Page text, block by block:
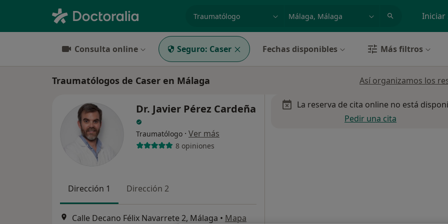
especialidad, enfermedad o nombre
p. ej. Madrid Iniciar
Consulta online Seguro: Caser Fechas disponibles Más filtros
Traumatólogos de Caser en Málaga Así organizamos los
Dr. Javier Pérez Cardeña
Traumatólogo · Ver más
8 opiniones
Dirección 1 Dirección 2
Calle Decano Félix Navarrete 2, Málaga • Mapa
La reserva de cita online no está
Pedir una cita